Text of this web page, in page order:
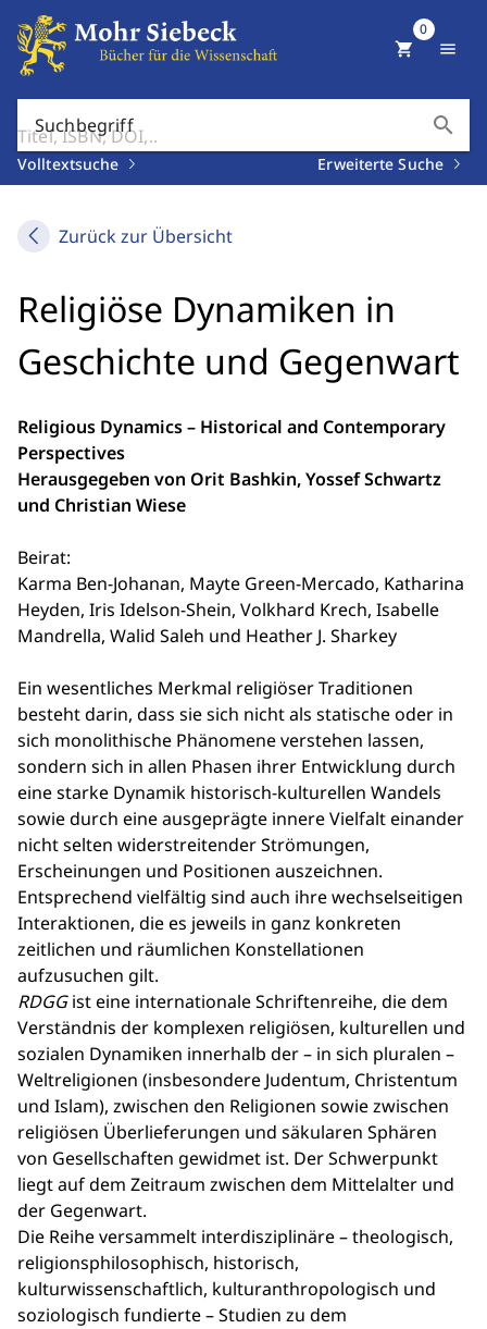
Suchbegriff search
Volltextsuche Erweiterte Suche
shopping_cart
0
menu
Zurück zur Übersicht
Religiöse Dynamiken in
Geschichte und Gegenwart
Religious Dynamics – Historical and Contemporary
Perspectives
Herausgegeben von Orit Bashkin, Yossef Schwartz
und Christian Wiese
Beirat:
Karma Ben-Johanan, Mayte Green-Mercado, Katharina
Heyden, Iris Idelson-Shein, Volkhard Krech, Isabelle
Mandrella, Walid Saleh und Heather J. Sharkey
Ein wesentliches Merkmal religiöser Traditionen
besteht darin, dass sie sich nicht als statische oder in
sich monolithische Phänomene verstehen lassen,
sondern sich in allen Phasen ihrer Entwicklung durch
eine starke Dynamik historisch-kulturellen Wandels
sowie durch eine ausgeprägte innere Vielfalt einander
nicht selten widerstreitender Strömungen,
Erscheinungen und Positionen auszeichnen.
Entsprechend vielfältig sind auch ihre wechselseitigen
Interaktionen, die es jeweils in ganz konkreten
zeitlichen und räumlichen Konstellationen
aufzusuchen gilt.
RDGGist eine internationale Schriftenreihe, die dem
Verständnis der komplexen religiösen, kulturellen und
sozialen Dynamiken innerhalb der – in sich pluralen –
Weltreligionen (insbesondere Judentum, Christentum
und Islam), zwischen den Religionen sowie zwischen
religiösen Überlieferungen und säkularen Sphären
von Gesellschaften gewidmet ist. Der Schwerpunkt
liegt auf dem Zeitraum zwischen dem Mittelalter und
der Gegenwart.
Die Reihe versammelt interdisziplinäre – theologisch,
religionsphilosophisch, historisch,
kulturwissenschaftlich, kulturanthropologisch und
soziologisch fundierte – Studien zu dem